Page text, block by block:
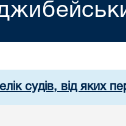
судів, від яких